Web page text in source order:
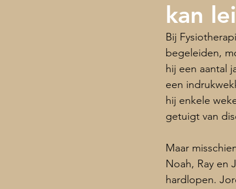
kan
Bij
begeleiden,
hij een aantal
een
hij enkele
getuigt van
Maar
Noah, Ray en
hardlopen.